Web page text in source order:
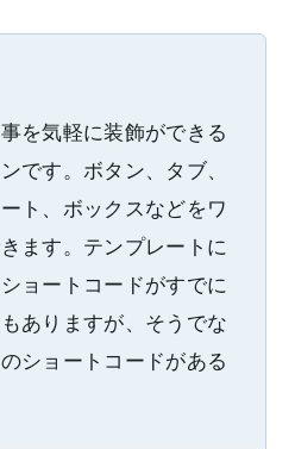
を気軽に装飾ができる
です。ボタン、タブ、
ト、ボックスなどをワ
ます。テンプレートに
ョートコードがすでに
ありますが、そうでな
ショートコードがある